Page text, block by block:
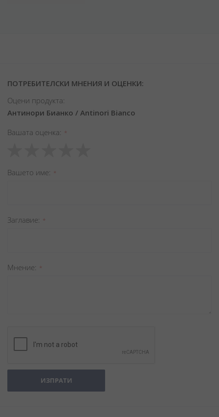
ПОТРЕБИТЕЛСКИ МНЕНИЯ И ОЦЕНКИ:
Оцени продукта:
Антинори Бианко / Antinori Bianco
Вашата оценка
star
stars
stars
stars
stars
Вашето име
Заглавиe
Мнение
ИЗПРАТИ